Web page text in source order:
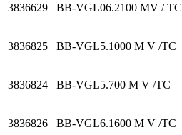
3836629 BB-VGL06.2100 MV / TC
3836825 BB-VGL5.1000 M V /TC
3836824 BB-VGL5.700 M V /TC
3836826 BB-VGL6.1600 M V /TC